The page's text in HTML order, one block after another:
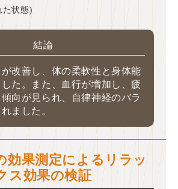
た状態)
結論
改善し、体の柔軟性と身体能
た。また、血行が増加し、疲
向が見られ、自律神経のバラ
ました。
効果測定によるリラッ
ス効果の検証